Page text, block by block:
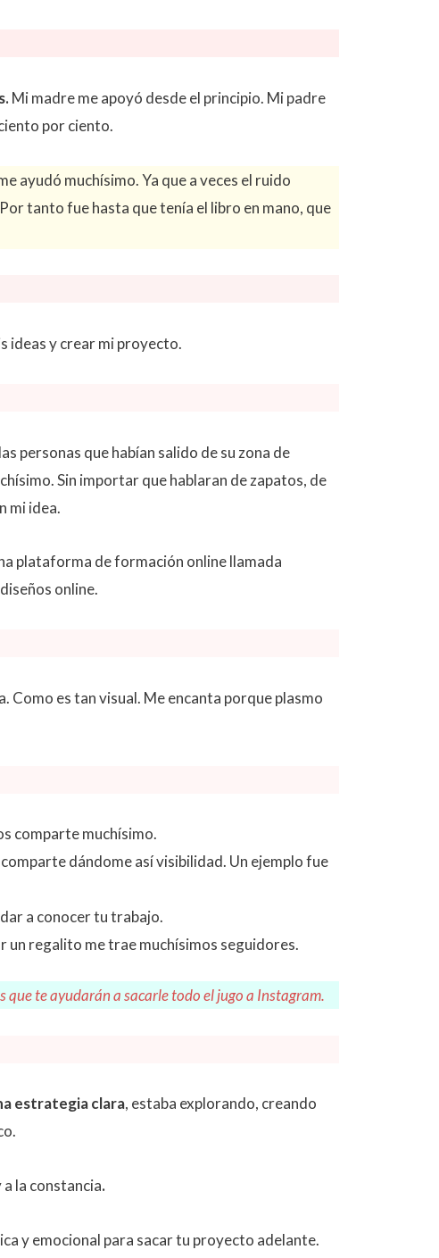
Mi madre me apoyó desde el principio. Mi padre
por ciento.
ayudó muchísimo. Ya que a veces el ruido
tanto fue hasta que tenía el libro en mano, que
ideas y crear mi proyecto.
personas que habían salido de su zona de
Sin importar que hablaran de zapatos, de
mi idea.
plataforma de formación online llamada
online.
Como es tan visual. Me encanta porque plasmo
comparte muchísimo.
dándome así visibilidad. Un ejemplo fue
a conocer tu trabajo.
un regalito me trae muchísimos seguidores.
te ayudarán a sacarle todo el jugo a Instagram.
estrategia clara, estaba explorando, creando
la constancia.
y emocional para sacar tu proyecto adelante.